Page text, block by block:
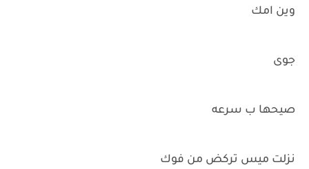
وين امك
جوى
صيحها ب سرعه
نزلت ميس تركض من فوك